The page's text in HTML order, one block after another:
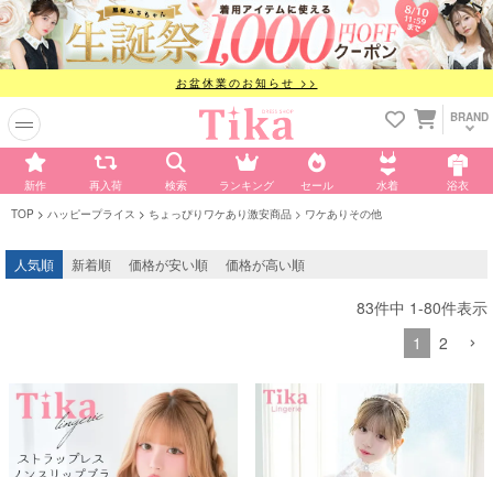
お盆休業のお知らせ >>
BRAND
新作 再入荷 検索 ランキング セール 水着 浴衣
TOP ハッピープライス ちょっぴりワケあり激安商品 ワケありその他
人気順 新着順 価格が安い順 価格が高い順
83件中 1-80件表示
1
2